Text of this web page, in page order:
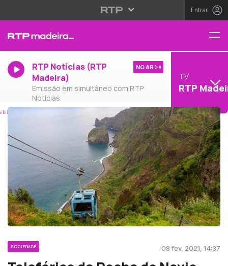
Entrar
RTP Notícias (RTP
Madeira)
Emissão em simultâneo com RTP
Notícias
NO AR
TV
RTP
SOCIEDADE 08 fev, 2021, 14:37